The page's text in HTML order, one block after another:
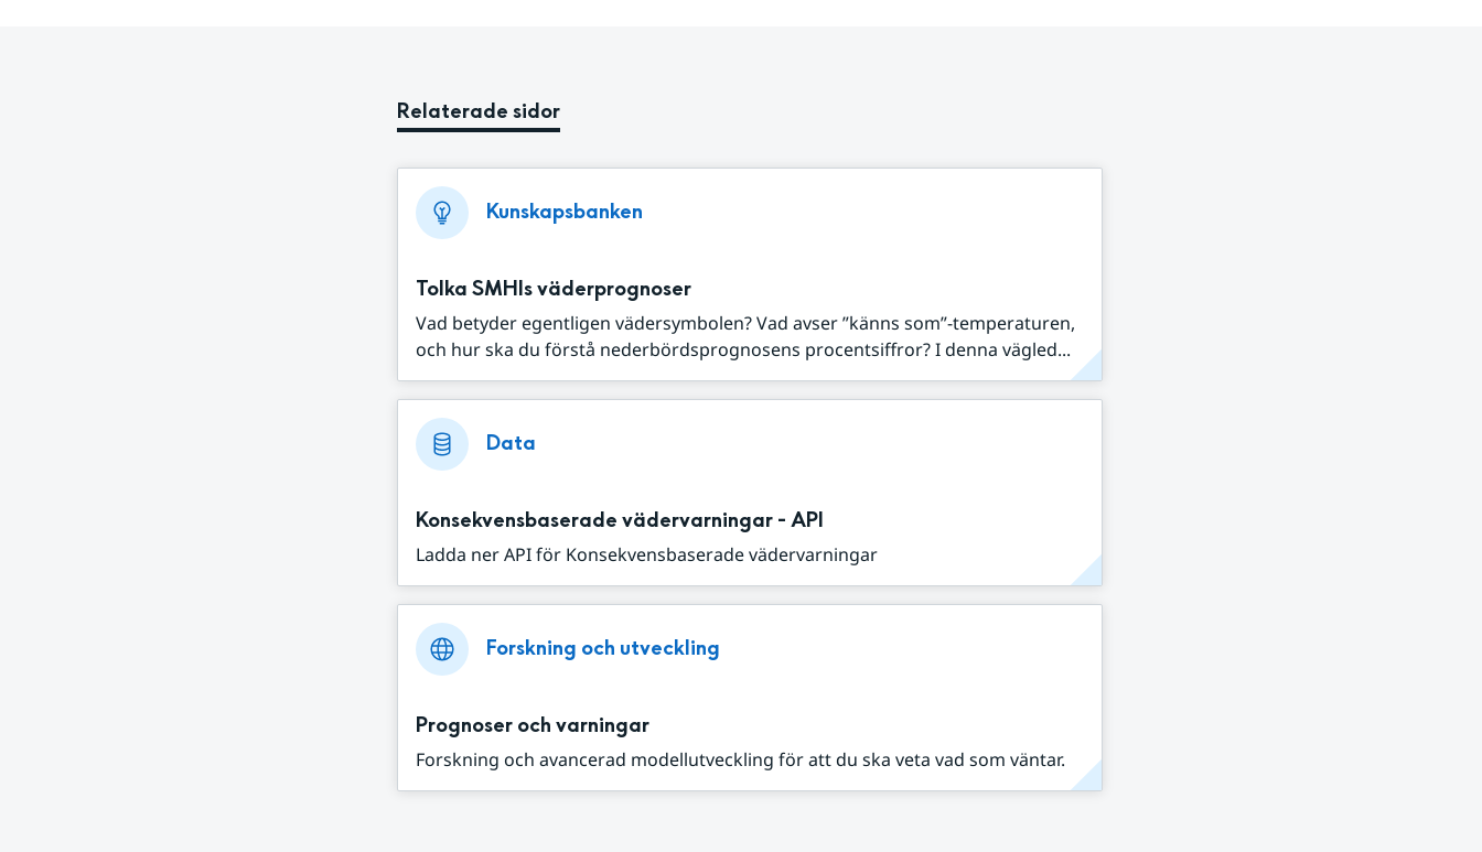
Relaterade sidor
Kunskapsbanken
Tolka SMHIs väderprognoser
Vad betyder egentligen vädersymbolen? Vad avser ”känns som”-temperaturen,
och hur ska du förstå nederbördsprognosens procentsiffror? I denna vägled...
Data
Konsekvensbaserade vädervarningar - API
Ladda ner API för Konsekvensbaserade vädervarningar
Forskning och utveckling
Prognoser och varningar
Forskning och avancerad modellutveckling för att du ska veta vad som väntar.